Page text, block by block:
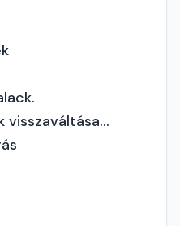
visszaváltása...